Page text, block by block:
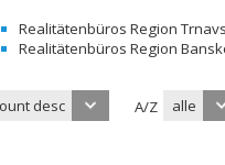
Realitätenbüros Region
Realitätenbüros Region
desc A/Z alle